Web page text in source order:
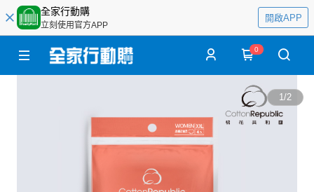
全家行動購
立刻使用官方APP
開啟APP
0
1/2